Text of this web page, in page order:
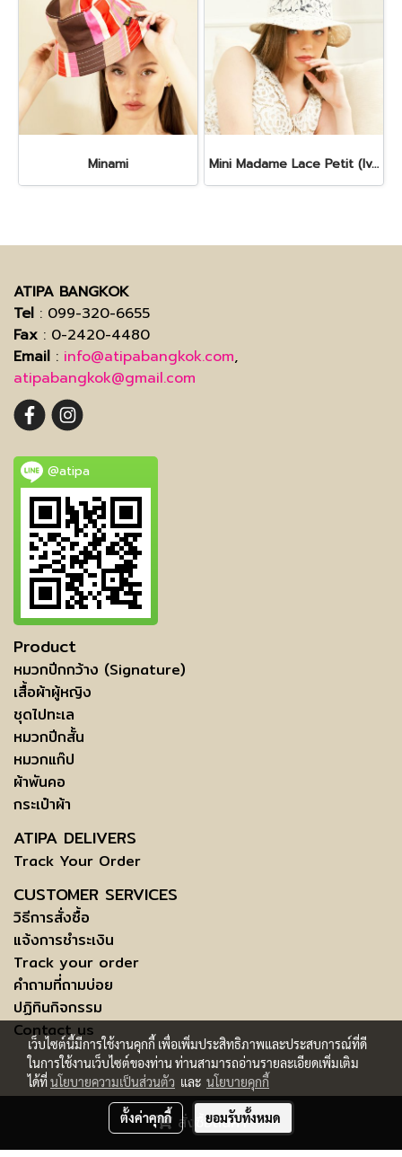
สั่งซื้อสินค้า
Minami Mini Madame Lace Petit (Ivory)
ATIPA BANGKOK
Tel : 099-320-6655
Fax : 0-2420-4480
Email : info@atipabangkok.com,
atipabangkok@gmail.com
@atipa
Product
หมวกปีกกว้าง (Signature)
เสื้อผ้าผู้หญิง
ชุดไปทะเล
หมวกปีกสั้น
หมวกแก๊ป
ผ้าพันคอ
กระเป๋าผ้า
ATIPA DELIVERS
Track Your Order
CUSTOMER SERVICES
วิธีการสั่งซื้อ
แจ้งการชำระเงิน
Track your order
คำถามที่ถามบ่อย
ปฏิทินกิจกรรม
Contact us
COPYRIGHT © 2015 ATIPABANGKOK.COM - ALL RIGHTS RESERVED.
TERMS AND CONDITIONS OF USE | INFORMATION TO DATA
เว็บไซต์นี้มีการใช้งานคุกกี้ เพื่อเพิ่มประสิทธิภาพและประสบการณ์ที่ดี
ในการใช้งานเว็บไซต์ของท่าน ท่านสามารถอ่านรายละเอียดเพิ่มเติม
ได้ที่นโยบายความเป็นส่วนตัว และ นโยบายคุกกี้
ตั้งค่าคุกกี้ ยอมรับทั้งหมด